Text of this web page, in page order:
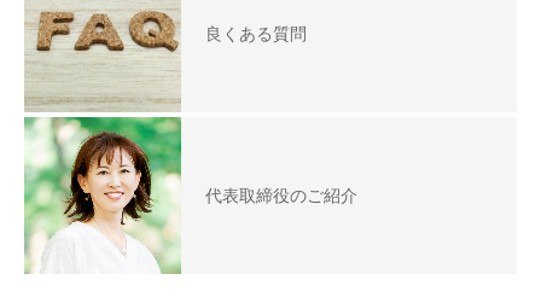
良くある質問
代表取締役のご紹介